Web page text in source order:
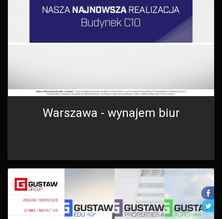
Warszawa - wynajem biur